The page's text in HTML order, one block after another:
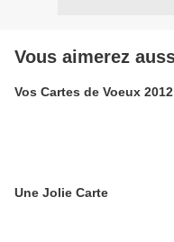
Vous aimerez
Vos Cartes de Voeux 2012
Une Jolie Carte